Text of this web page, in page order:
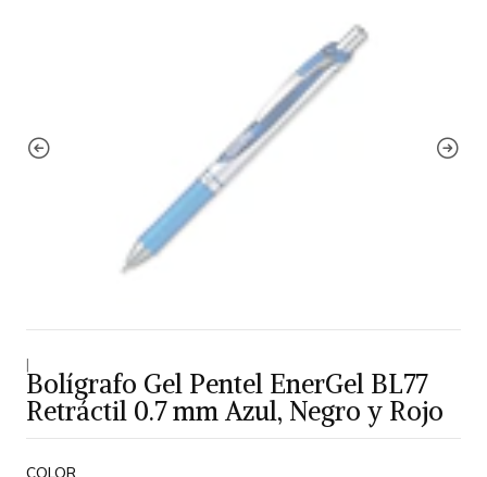
|
Bolígrafo Gel Pentel EnerGel BL77
Retráctil 0.7 mm Azul, Negro y Rojo
COLOR